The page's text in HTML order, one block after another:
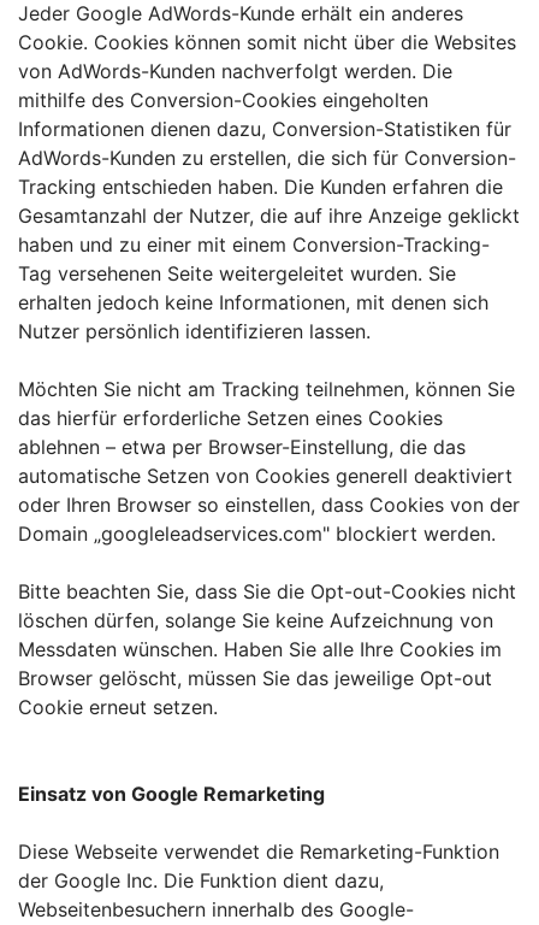
Jeder Google AdWords-Kunde erhält ein anderes
Cookie. Cookies können somit nicht über die Websites
von AdWords-Kunden nachverfolgt werden. Die
mithilfe des Conversion-Cookies eingeholten
Informationen dienen dazu, Conversion-Statistiken für
AdWords-Kunden zu erstellen, die sich für Conversion-
Tracking entschieden haben. Die Kunden erfahren die
Gesamtanzahl der Nutzer, die auf ihre Anzeige geklickt
haben und zu einer mit einem Conversion-Tracking-
Tag versehenen Seite weitergeleitet wurden. Sie
erhalten jedoch keine Informationen, mit denen sich
Nutzer persönlich identifizieren lassen.
Möchten Sie nicht am Tracking teilnehmen, können Sie
das hierfür erforderliche Setzen eines Cookies
ablehnen – etwa per Browser-Einstellung, die das
automatische Setzen von Cookies generell deaktiviert
oder Ihren Browser so einstellen, dass Cookies von der
Domain „googleleadservices.com" blockiert werden.
Bitte beachten Sie, dass Sie die Opt-out-Cookies nicht
löschen dürfen, solange Sie keine Aufzeichnung von
Messdaten wünschen. Haben Sie alle Ihre Cookies im
Browser gelöscht, müssen Sie das jeweilige Opt-out
Cookie erneut setzen.
Einsatz von Google Remarketing
Diese Webseite verwendet die Remarketing-Funktion
der Google Inc. Die Funktion dient dazu,
Webseitenbesuchern innerhalb des Google-